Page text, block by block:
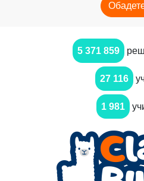
5 371 859
27 116
1 981